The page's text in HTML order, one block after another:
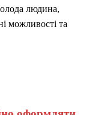
людина,
можливості та